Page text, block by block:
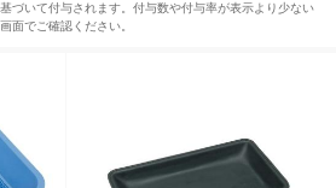
づいて付与されます。付与数や付与率が表示より少ない
面でご確認ください。